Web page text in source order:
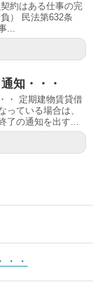
約はある仕事の完
） 民法第632条
...
知・・・
・ 定期建物賃貸借
っている場合は、
了の通知を出す...
・